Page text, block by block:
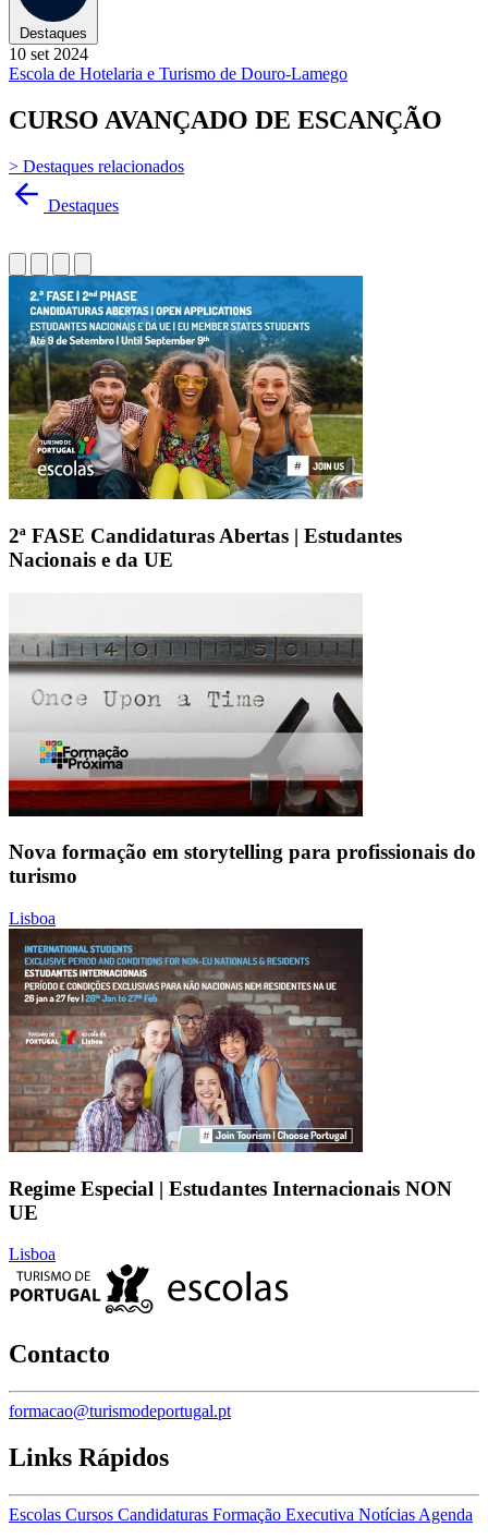
Destaques
10 set 2024
Escola de Hotelaria e Turismo de Douro-Lamego
CURSO AVANÇADO DE ESCANÇÃO
> Destaques relacionados
Destaques
2ª FASE Candidaturas Abertas | Estudantes
Nacionais e da UE
Nova formação em storytelling para profissionais do
turismo
Lisboa
Regime Especial | Estudantes Internacionais NON
UE
Lisboa
Contacto
formacao@turismodeportugal.pt
Links Rápidos
Escolas Cursos Candidaturas Formação Executiva Notícias Agenda